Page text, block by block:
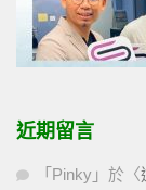
近期留言
「 Pinky 」於〈